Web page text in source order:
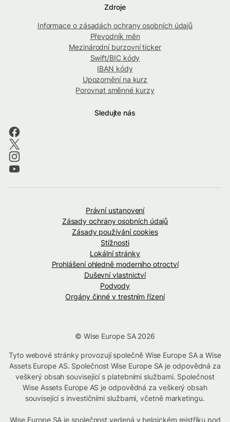
Zdroje
Informace o zásadách ochrany osobních údajů
Převodník měn
Mezinárodní burzovní ticker
Swift/BIC kódy
IBAN kódy
Upozornění na kurz
Porovnat směnné kurzy
Sledujte nás
Právní ustanovení
Zásady ochrany osobních údajů
Zásady používání cookies
Stížnosti
Lokální stránky
Prohlášení ohledně moderního otroctví
Duševní vlastnictví
Podvody
Orgány činné v trestním řízení
© Wise Europe SA 2026
Tyto webové stránky provozují společně Wise Europe SA a Wise
Assets Europe AS. Společnost Wise Europe SA je odpovědná za
veškerý obsah související s platebními službami. Společnost
Wise Assets Europe AS je odpovědná za veškerý obsah
související s investičními službami, včetně marketingu.
Wise Europe SA je společnost vedená v belgickém rejstříku pod